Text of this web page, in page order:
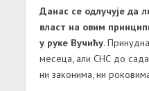
Данас се одлучује да
власт на овим
у руке Вучићу.
месеца, али СНС до
ни законима, ни